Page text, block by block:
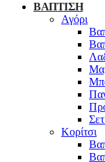
ΒΑΠΤΙΣΗ
Αγόρι
Κορίτσι